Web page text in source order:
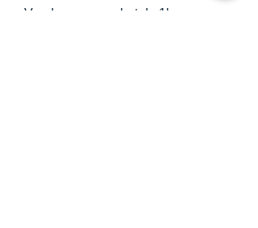
Vendues par sachet de 1kg